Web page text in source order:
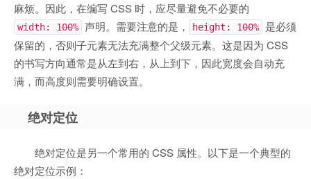
麻烦。因此，在编写 CSS 时，应尽量避免不必要的
width: 100% 声明。需要注意的是， height: 100%
是必须
保留的，否则子元素无法充满整个父级元素。这是因为 CSS
的书写方向通常是从左到右，从上到下，因此宽度会自动充
满，而高度则需要明确设置。
绝对定位
绝对定位是另一个常用的 CSS 属性。以下是一个典型的
绝对定位示例：